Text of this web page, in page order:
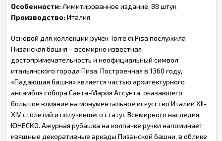
Особенности:Лимитированное издание, 88 штук
Производство:Италия
Основой для коллекции ручек Torre di Pisa послужила
Пизанская башня – всемирно известная
достопримечательность и неофициальный символ
итальянского города Пиза. Построенная в 1360 году,
«Падающая башня» является частью архитектурного
ансамбля собора Санта-Мария Ассунта, оказавшего
большое влияние на монументальное искусство Италии XII-
XIV столетий и получившего статус Всемирного наследия
ЮНЕСКО. Ажурная рубашка на колпачке ручки напоминает
изящные декоративные аркады Пизанской башни, в облике